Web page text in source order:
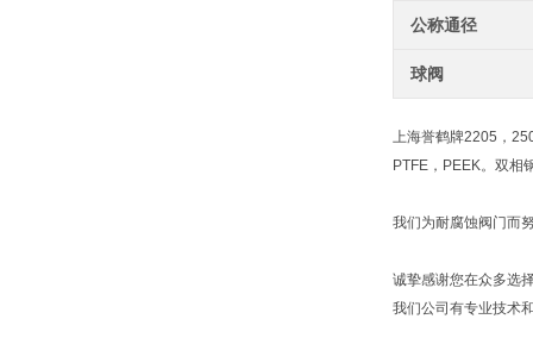
公称通径
球阀
上海誉鹤牌2205，
PTFE，PEEK。双相
我们为耐腐蚀阀门而
诚挚感谢您在众多选
我们公司有专业技术